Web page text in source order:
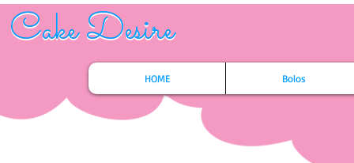
Cake Desire
Cake Desire
HOME Bolos